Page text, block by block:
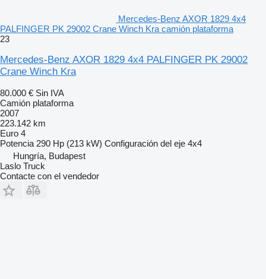
Mercedes-Benz AXOR 1829 4x4
PALFINGER PK 29002 Crane Winch Kra camión plataforma
23
Mercedes-Benz AXOR 1829 4x4 PALFINGER PK 29002
Crane Winch Kra
80.000 € Sin IVA
Camión plataforma
2007
223.142 km
Euro 4
Potencia 290 Hp (213 kW) Configuración del eje 4x4
Hungría, Budapest
Laslo Truck
Contacte con el vendedor